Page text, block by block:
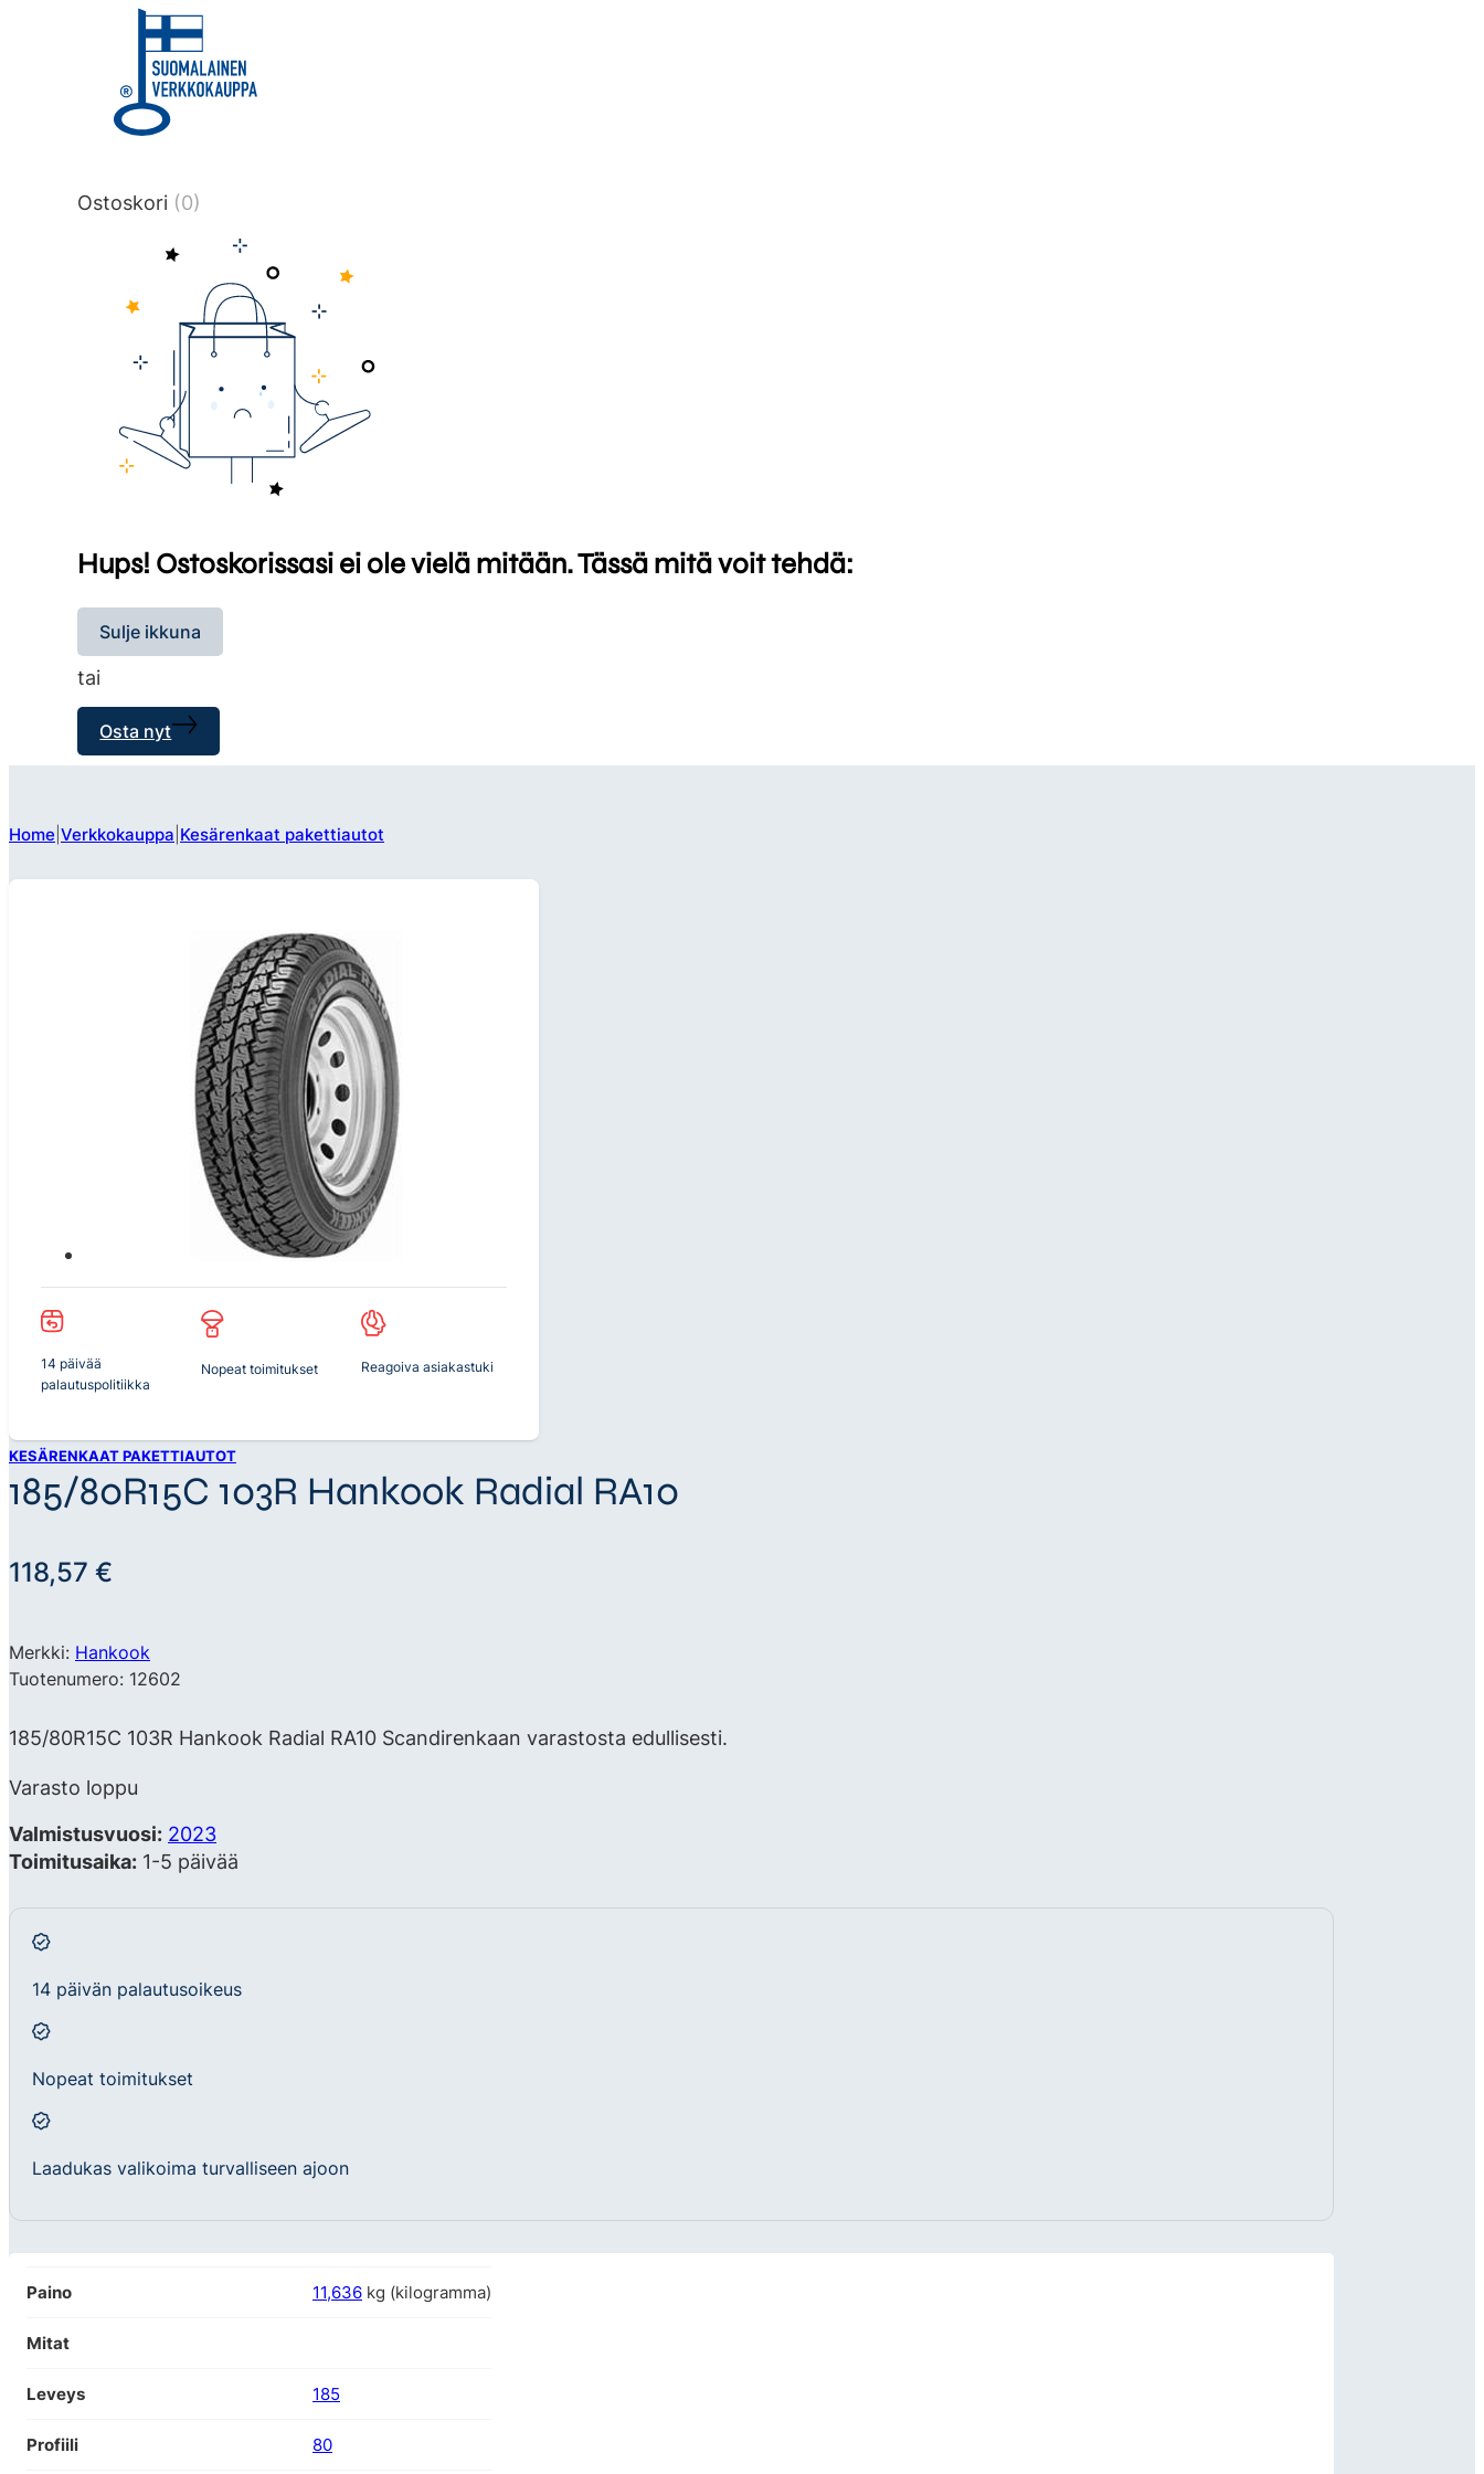
title or content.","post_type":
["product"],"ajax_loader_animation":"ripple","ajax_loader_selector":"#brxe-
tmlmvi","meta_query":
data-original-query-vars="[]" data-page="1" data-max-
Ostoskori (0)
Hups! Ostoskorissasi ei ole vielä mitään. Tässä mitä voit tehdä:
Sulje ikkuna
tai
Osta nyt
Home Verkkokauppa Kesärenkaat pakettiautot
14 päivää
palautuspolitiikka
Nopeat toimitukset Reagoiva asiakastuki
KESÄRENKAAT PAKETTIAUTOT
185/80R15C 103R Hankook Radial RA10
118,57 €
Merkki: Hankook
Tuotenumero: 12602
185/80R15C 103R Hankook Radial RA10 Scandirenkaan varastosta edullisesti.
Varasto loppu
Valmistusvuosi: 2023
Toimitusaika: 1-5 päivää
14 päivän palautusoikeus
Nopeat toimitukset
Laadukas valikoima turvalliseen ajoon
Paino 11,636 kg (kilogramma)
Mitat
Leveys 185
Profiili 80